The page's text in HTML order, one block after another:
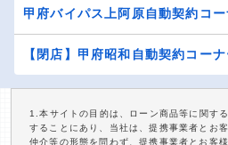
甲府バイパス上阿原自動契約コー
【閉店】甲府昭和自動契約コーナ
1.本サイトの目的は、ローン商品等に関す
することにあり、当社は、提携事業者とお
仲介等の形態を問わず、提携事業者とお客